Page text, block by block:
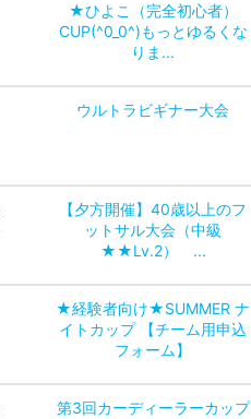
★ひよこ（完全初心者）
CUP(^0_0^)もっとゆるくな
りま...
ウルトラビギナー大会
【夕方開催】40歳以上のフ
ットサル大会（中級
★★Lv.2） ...
★経験者向け★SUMMER ナ
イトカップ 【チーム用申込
フォーム】
第3回カーディーラーカップ